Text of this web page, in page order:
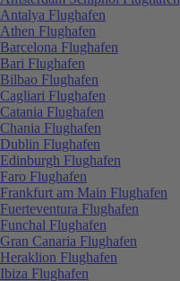
Antalya Flughafen
Athen Flughafen
Barcelona Flughafen
Bari Flughafen
Bilbao Flughafen
Cagliari Flughafen
Catania Flughafen
Chania Flughafen
Dublin Flughafen
Edinburgh Flughafen
Faro Flughafen
Frankfurt am Main Flughafen
Fuerteventura Flughafen
Funchal Flughafen
Gran Canaria Flughafen
Heraklion Flughafen
Ibiza Flughafen